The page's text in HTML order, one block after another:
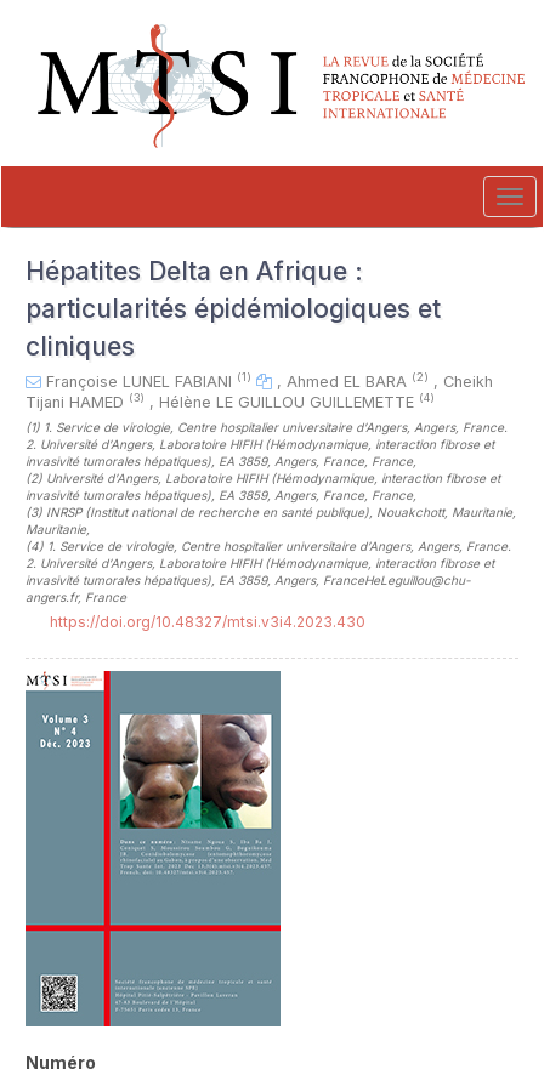
##plugins.themes.novelty.accessible_menu.main_navigation##
##plugins.themes.novelty.accessible_menu.main_content##
##plugins.themes.novelty.accessible_menu.sidebar##
Hépatites Delta en Afrique :
particularités épidémiologiques et
cliniques
Françoise LUNEL FABIANI (1) , Ahmed EL BARA (2) , Cheikh
Tijani HAMED (3) , Hélène LE GUILLOU GUILLEMETTE (4)
(1) 1. Service de virologie, Centre hospitalier universitaire d’Angers, Angers, France.
2. Université d’Angers, Laboratoire HIFIH (Hémodynamique, interaction fibrose et
invasivité tumorales hépatiques), EA 3859, Angers, France, France,
(2) Université d’Angers, Laboratoire HIFIH (Hémodynamique, interaction fibrose et
invasivité tumorales hépatiques), EA 3859, Angers, France, France,
(3) INRSP (Institut national de recherche en santé publique), Nouakchott, Mauritanie,
Mauritanie,
(4) 1. Service de virologie, Centre hospitalier universitaire d’Angers, Angers, France.
2. Université d’Angers, Laboratoire HIFIH (Hémodynamique, interaction fibrose et
invasivité tumorales hépatiques), EA 3859, Angers, FranceHeLeguillou@chu-
angers.fr, France
https://doi.org/10.48327/mtsi.v3i4.2023.430
Numéro